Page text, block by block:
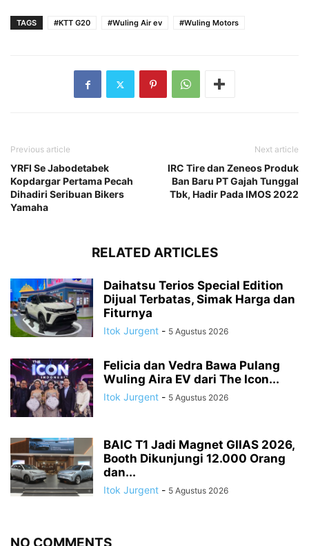
TAGS #KTT G20 #Wuling Air ev #Wuling Motors
Previous article
YRFI Se Jabodetabek
Kopdargar Pertama Pecah
Dihadiri Seribuan Bikers
Yamaha
Next article
IRC Tire dan Zeneos Produk
Ban Baru PT Gajah Tunggal
Tbk, Hadir Pada IMOS 2022
RELATED ARTICLES
Daihatsu Terios Special Edition
Dijual Terbatas, Simak Harga dan
Fiturnya
Itok Jurgent - 5 Agustus 2026
Felicia dan Vedra Bawa Pulang
Wuling Aira EV dari The Icon...
Itok Jurgent - 5 Agustus 2026
BAIC T1 Jadi Magnet GIIAS 2026,
Booth Dikunjungi 12.000 Orang
dan...
Itok Jurgent - 5 Agustus 2026